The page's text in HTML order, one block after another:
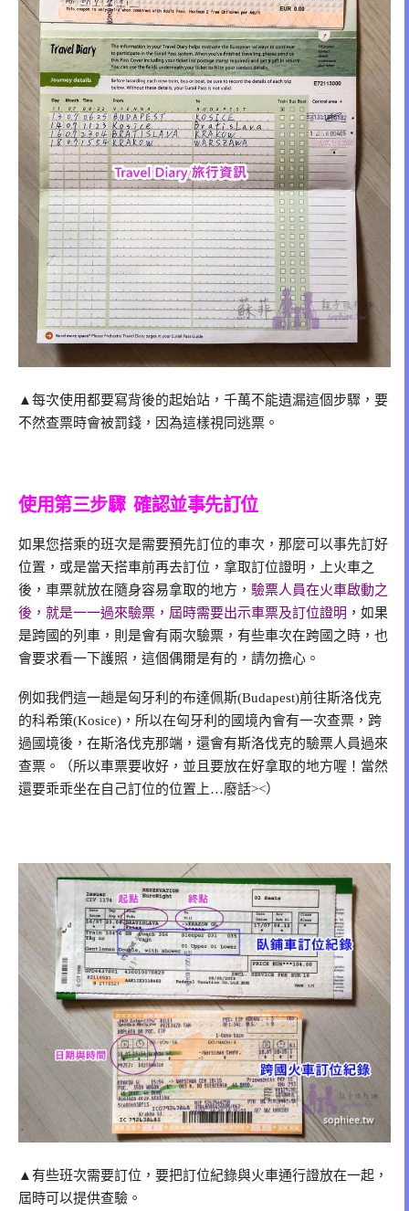
▲每次使用都要寫背後的起始站，千萬不能遺漏這個步驟，要
不然查票時會被罰錢，因為這樣視同逃票。
使用第三步驟 確認並事先訂位
如果您搭乘的班次是需要預先訂位的車次，那麼可以事先訂好
位置，或是當天搭車前再去訂位，拿取訂位證明，上火車之
後，車票就放在隨身容易拿取的地方， 驗票人員在火車啟動之
後，就是一一過來驗票，屆時需要出示車票及訂位證明 ，如果
是跨國的列車，則是會有兩次驗票，有些車次在跨國之時，也
會要求看一下護照，這個偶爾是有的，請勿擔心。
例如我們這一趟是匈牙利的布達佩斯(Budapest)前往斯洛伐克
的科希策(Kosice)，所以在匈牙利的國境內會有一次查票，跨
過國境後，在斯洛伐克那端，還會有斯洛伐克的驗票人員過來
查票。（所以車票要收好，並且要放在好拿取的地方喔！當然
還要乖乖坐在自己訂位的位置上…廢話><）
▲有些班次需要訂位，要把訂位紀錄與火車通行證放在一起，
屆時可以提供查驗。